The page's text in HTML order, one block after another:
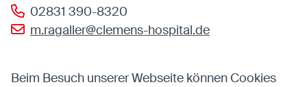
02831 390-8320
m.ragaller@clemens-hospital.de
Beim Besuch unserer Webseite können Cookies